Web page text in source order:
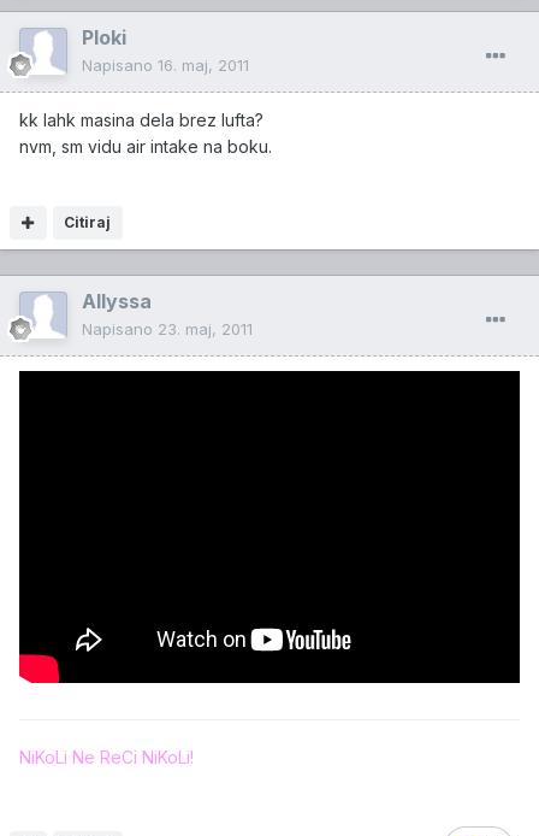
Ploki
Napisano 16. maj, 2011
kk lahk masina dela brez lufta?
nvm, sm vidu air intake na boku.
Citiraj
Allyssa
Napisano 23. maj, 2011
NiKoLi Ne ReCi NiKoLi!